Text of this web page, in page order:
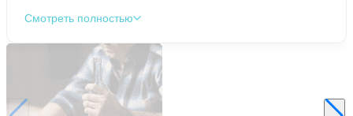
Смотреть полностью